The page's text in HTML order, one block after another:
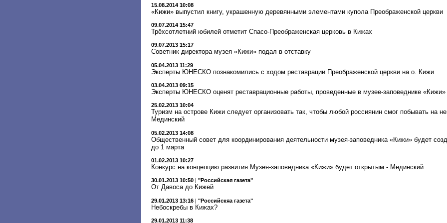
15.08.2014 10:08
«Кижи» выпустил книгу, украшенную деревянными элементами купола Преображенской церкви
09.07.2014 15:47
Трёхсотлетний юбилей отметит Спасо-Преображенская церковь в Кижах
09.07.2013 15:17
Советник директора музея «Кижи» подал в отставку
05.04.2013 11:29
Эксперты ЮНЕСКО познакомились с ходом реставрации Преображенской церкви на о. Кижи
03.04.2013 09:15
Эксперты ЮНЕСКО оценят реставрационные работы, проведенные в музее-заповеднике «Кижи»
25.02.2013 10:04
Туризм на острове Кижи следует организовать так, чтобы любой россиянин смог побывать на
Мединский
05.02.2013 14:08
Общественный совет для координирования деятельности музея-заповедника «Кижи» будет
до 1 марта
01.02.2013 10:27
Конкурс на концепцию развития Музея-заповедника «Кижи» будет открытым - Мединский
30.01.2013 10:50 "Российская газета"
От Давоса до Кижей
29.01.2013 13:16 | "Российскяа газета"
Небоскребы в Кижах?
29.01.2013 11:38